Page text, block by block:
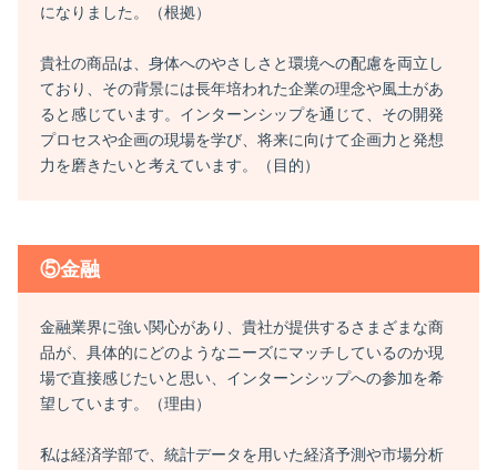
になりました。（根拠）
貴社の商品は、身体へのやさしさと環境への配慮を両立し
ており、その背景には長年培われた企業の理念や風土があ
ると感じています。インターンシップを通じて、その開発
プロセスや企画の現場を学び、将来に向けて企画力と発想
力を磨きたいと考えています。（目的）
⑤金融
金融業界に強い関心があり、貴社が提供するさまざまな商
品が、具体的にどのようなニーズにマッチしているのか現
場で直接感じたいと思い、インターンシップへの参加を希
望しています。（理由）
私は経済学部で、統計データを用いた経済予測や市場分析